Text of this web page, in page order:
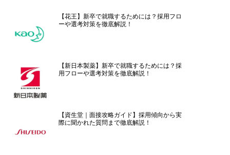
【花王】新卒で就職するためには？採用フロ
ーや選考対策を徹底解説！
【新日本製薬】新卒で就職するためには？採
用フローや選考対策を徹底解説！
【資生堂｜面接攻略ガイド】採用傾向から実
際に聞かれた質問まで徹底解説！